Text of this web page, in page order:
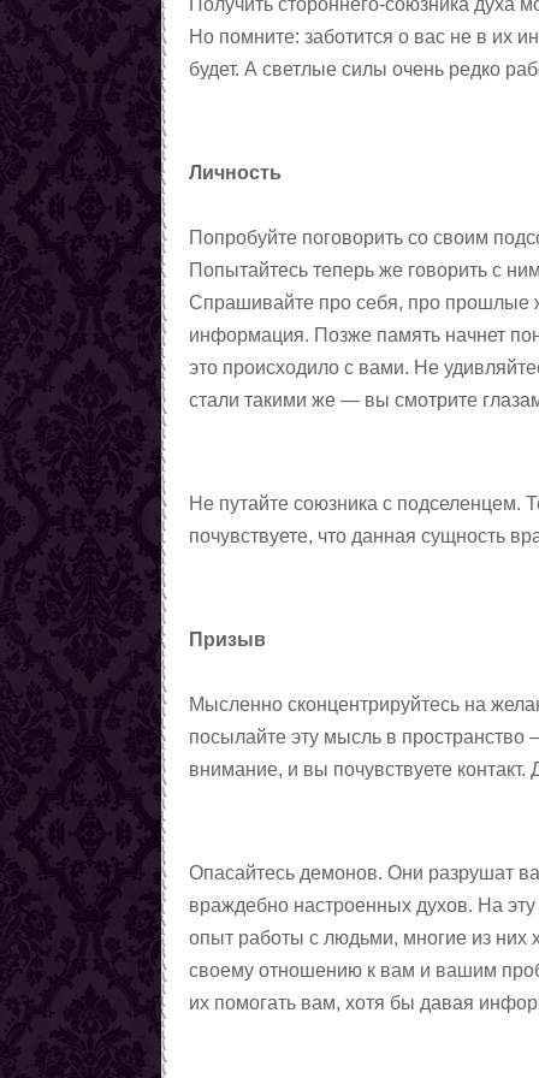
Отчитки
Заговоры от алчности
Заговоры от ленности
Заговоры от страха
Заговоры от курения
Заговоры от наркомании
Получить стороннего-союзника духа
Но помните: заботится о вас не в их
будет. А светлые силы очень редко
Личность
Попробуйте поговорить со своим
Попытайтесь теперь же говорить с
Спрашивайте про себя, про прошлые
информация. Позже память начнет
это происходило с вами. Не
стали такими же — вы смотрите
Не путайте союзника с подселенцем.
почувствуете, что данная сущность
Призыв
Мысленно сконцентрируйтесь на
посылайте эту мысль в
внимание, и вы почувствуете
Опасайтесь демонов. Они разрушат
враждебно настроенных духов. На
опыт работы с людьми, многие из них
своему отношению к вам и вашим
их помогать вам, хотя бы давая